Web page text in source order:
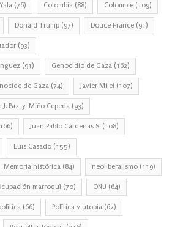
(76) Colombia (88) Colombie (109)
Donald Trump (97) Douce France (91)
(93)
(91) Genocidio de Gaza (162)
de Gaza (74) Javier Milei (107)
J. Paz-y-Miño Cepeda (93)
Juan Pablo Cárdenas S. (108)
Luis Casado (155)
Memoria histórica (84) neoliberalismo (119)
marroquí (70) ONU (64)
(66) Política y utopia (62)